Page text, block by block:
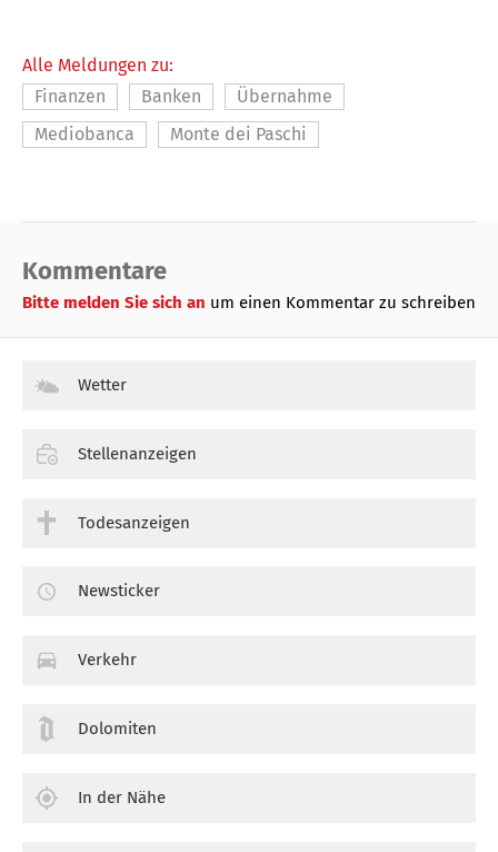
Alle Meldungen zu:
Finanzen
Banken
Übernahme
Mediobanca
Monte dei Paschi
Kommentare
Bitte melden Sie sich an um einen Kommentar zu schreiben
Wetter
Stellenanzeigen
Todesanzeigen
Newsticker
Verkehr
Dolomiten
In der Nähe